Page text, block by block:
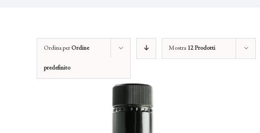
Ordina per Ordine
predefinito
Mostra 12 Prodotti